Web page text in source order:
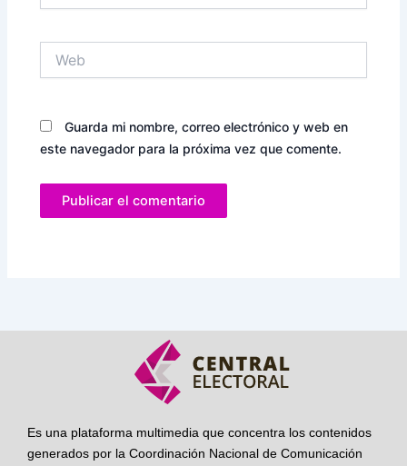
Guarda mi nombre, correo electrónico y web en
este navegador para la próxima vez que comente.
Es una plataforma multimedia que concentra los contenidos
generados por la Coordinación Nacional de Comunicación